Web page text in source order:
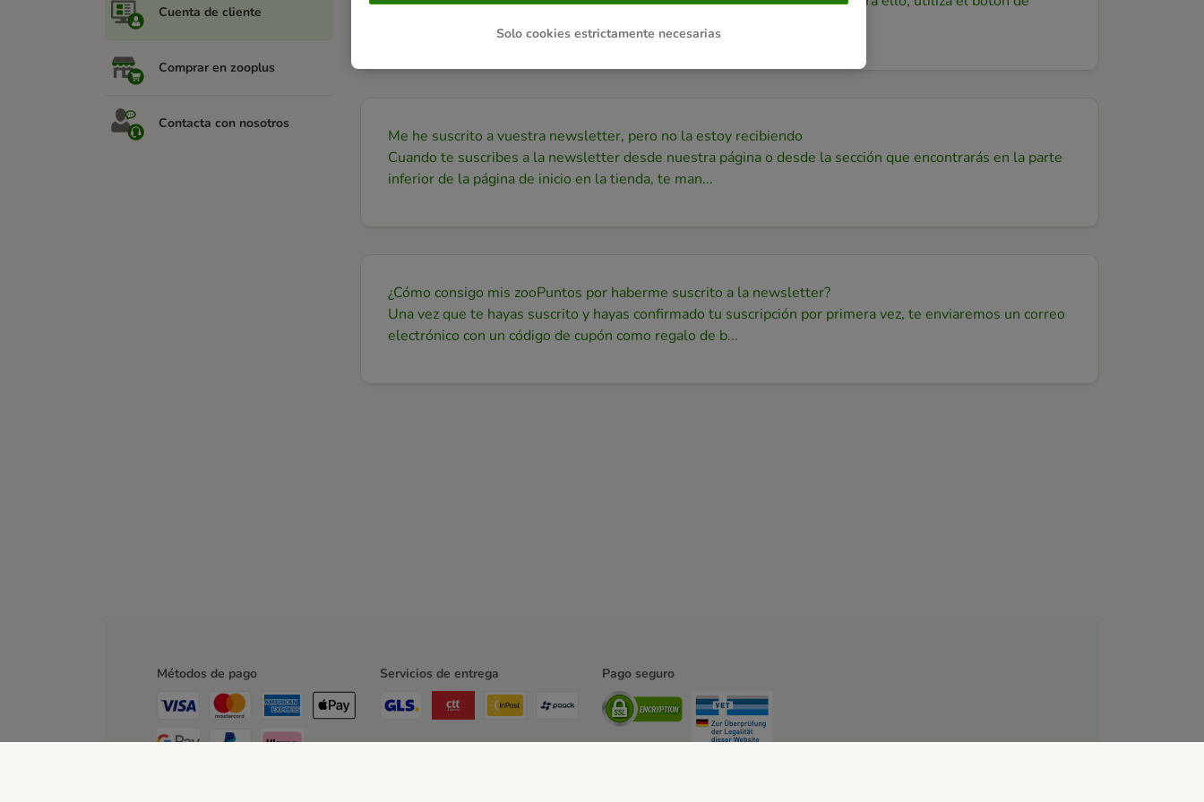
Cuenta de cliente
Comprar en zooplus
Contacta con nosotros
Me he suscrito a vuestra newsletter, pero no la estoy recibiendo
Cuando te suscribes a la newsletter desde nuestra página o desde la sección que encontrarás en la parte
inferior de la página de inicio en la tienda, te man...
¿Cómo consigo mis zooPuntos por haberme suscrito a la newsletter?
Una vez que te hayas suscrito y hayas confirmado tu suscripción por primera vez, te enviaremos un correo
electrónico con un código de cupón como regalo de b...
Métodos de pago Servicios de entrega Pago seguro
Solo cookies estrictamente necesarias